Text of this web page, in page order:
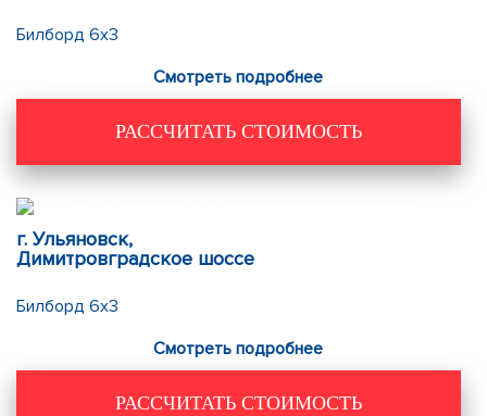
Билборд 6х3
Смотреть подробнее
РАССЧИТАТЬ СТОИМОСТЬ
г. Ульяновск,
Димитровградское шоссе
Билборд 6х3
Смотреть подробнее
РАССЧИТАТЬ СТОИМОСТЬ